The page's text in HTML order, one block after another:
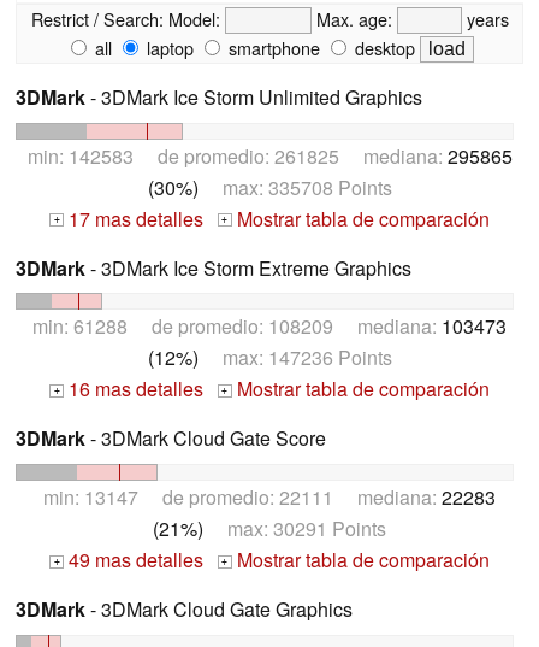
Restrict / Search: Model: Max. age:
years
all
laptop smartphone desktop
3DMark- 3DMark Ice Storm Unlimited Graphics
min: 142583 de promedio: 261825 mediana: 295865
(30%) max: 335708 Points
+ 17 mas detalles + Mostrar tabla de comparación
3DMark- 3DMark Ice Storm Extreme Graphics
min: 61288 de promedio: 108209 mediana: 103473
(12%) max: 147236 Points
+ 16 mas detalles + Mostrar tabla de comparación
3DMark- 3DMark Cloud Gate Score
min: 13147 de promedio: 22111 mediana: 22283
(21%) max: 30291 Points
+ 49 mas detalles + Mostrar tabla de comparación
3DMark- 3DMark Cloud Gate Graphics